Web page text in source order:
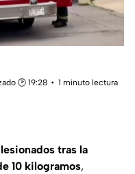
🕑 19:28
1 minuto lectura
tras la
10 kilogramos,